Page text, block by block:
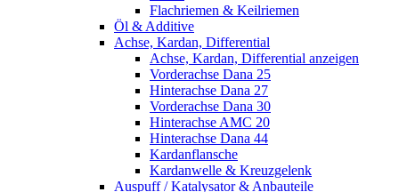
Flachriemen & Keilriemen
Öl & Additive
Achse, Kardan, Differential
Achse, Kardan, Differential anzeigen
Vorderachse Dana 25
Hinterachse Dana 27
Vorderachse Dana 30
Hinterachse AMC 20
Hinterachse Dana 44
Kardanflansche
Kardanwelle & Kreuzgelenk
Auspuff / Katalysator & Anbauteile